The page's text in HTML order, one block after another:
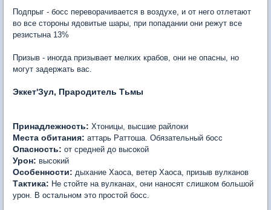
Подпрыг - босс переворачивается в воздухе, и от него отлетают
во все стороны ядовитые шары, при попадании они режут все
резистына 13%
Призыв - иногда призывает мелких крабов, они не опасны, но
могут задержать вас.
Эккет'Зул, Прародитель Тьмы
Принадлежность: Хтоницы, высшие райлоки
Места обитания: аттарь Раттоша. Обязательный босс
Опасность: от средней до высокой
Урон: высокий
Особенности: дыхание Хаоса, ветер Хаоса, призыв вулканов
Тактика: Не стойте на вулканах, они наносят слишком большой
урон. В остальном это простой босс.